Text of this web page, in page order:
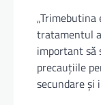
tratamentul
important să
precauțiile
secundare și